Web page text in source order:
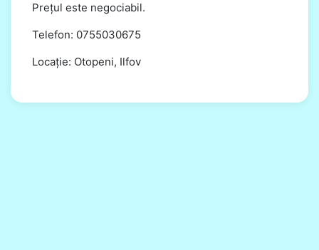
Prețul este negociabil.
Telefon: 0755030675
Locație: Otopeni, Ilfov